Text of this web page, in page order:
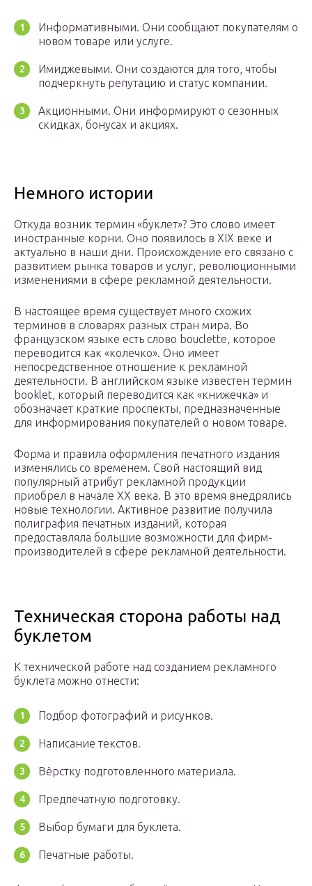
Информативными. Они сообщают покупателям о
новом товаре или услуге.
Имиджевыми. Они создаются для того, чтобы
подчеркнуть репутацию и статус компании.
Акционными. Они информируют о сезонных
скидках, бонусах и акциях.
Немного истории
Откуда возник термин «буклет»? Это слово имеет
иностранные корни. Оно появилось в XIX веке и
актуально в наши дни. Происхождение его связано с
развитием рынка товаров и услуг, революционными
изменениями в сфере рекламной деятельности.
В настоящее время существует много схожих
терминов в словарях разных стран мира. Во
французском языке есть слово bouclette, которое
переводится как «колечко». Оно имеет
непосредственное отношение к рекламной
деятельности. В английском языке известен термин
booklet, который переводится как «книжечка» и
обозначает краткие проспекты, предназначенные
для информирования покупателей о новом товаре.
Форма и правила оформления печатного издания
изменялись со временем. Свой настоящий вид
популярный атрибут рекламной продукции
приобрел в начале XX века. В это время внедрялись
новые технологии. Активное развитие получила
полиграфия печатных изданий, которая
предоставляла большие возможности для фирм-
производителей в сфере рекламной деятельности.
Техническая сторона работы над
буклетом
К технической работе над созданием рекламного
буклета можно отнести:
Подбор фотографий и рисунков.
Написание текстов.
Вёрстку подготовленного материала.
Предпечатную подготовку.
Выбор бумаги для буклета.
Печатные работы.